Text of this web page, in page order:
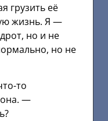
грузить её
жизнь. Я —
но и не
но не
то
—